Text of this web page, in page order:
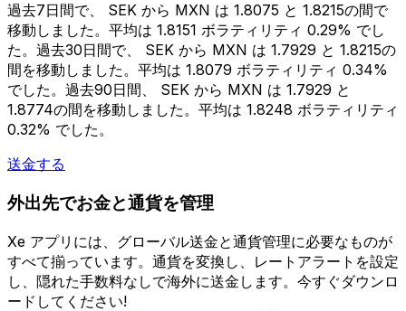
過去7日間で、 SEK から MXN は 1.8075 と 1.8215の間で
移動しました。平均は 1.8151 ボラティリティ 0.29% でし
た。過去30日間で、 SEK から MXN は 1.7929 と 1.8215の
間を移動しました。平均は 1.8079 ボラティリティ 0.34%
でした。過去90日間、 SEK から MXN は 1.7929 と
1.8774の間を移動しました。平均は 1.8248 ボラティリティ
0.32% でした。
送金する
外出先でお金と通貨を管理
Xe アプリには、グローバル送金と通貨管理に必要なものが
すべて揃っています。通貨を変換し、レートアラートを設定
し、隠れた手数料なしで海外に送金します。今すぐダウンロ
ードしてください!